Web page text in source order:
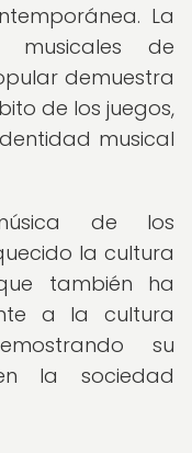
La
musicales de
demuestra
de los juegos,
musical
de los
la cultura
también ha
a la cultura
su
la sociedad